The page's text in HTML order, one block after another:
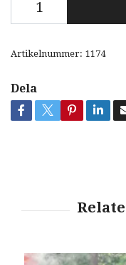
Artikelnummer: 1174
Dela